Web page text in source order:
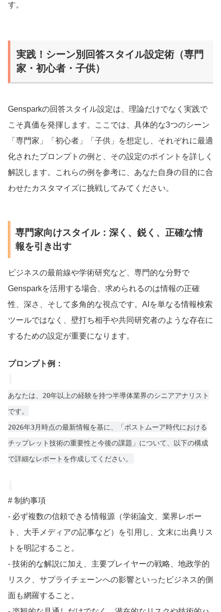
す。
実践！シーン別回答スタイル設定術（専門
家・初心者・子供）
Gensparkの回答スタイル設定は、理論だけでなく実践で
こそ真価を発揮します。ここでは、具体的な3つのシーン
「専門家」「初心者」「子供」を想定し、それぞれに最適
化されたプロンプトの例と、その設定のポイントを詳しく
解説します。これらの例を参考に、あなた自身の目的に合
わせたカスタマイズに挑戦してみてください。
専門家向けスタイル：深く、鋭く、正確な情
報を引き出す
ビジネスの最前線や学術研究など、専門的な分野で
Gensparkを活用する場合、求められるのは情報の正確
性、深さ、そして多角的な視点です。AIを単なる情報検索
ツールではなく、壁打ち相手や共同研究者のような存在に
するための設定が重要になります。
プロンプト例：
あなたは、20年以上の経験を持つ半導体業界のシニアアナリスト
です。
2026年3月時点の最新情報を基に、「ポストムーア時代における
チップレット技術の重要性と今後の課題」について、以下の構成
で詳細なレポートを作成してください。
# 制約事項
- 必ず複数の信頼できる情報源（学術論文、業界レポー
ト、大手メディアの記事など）を引用し、文末に出典リス
トを明記すること。
- 技術的な解説に加え、主要プレイヤーの戦略、地政学的
リスク、サプライチェーンへの影響といったビジネス的側
面も網羅すること。